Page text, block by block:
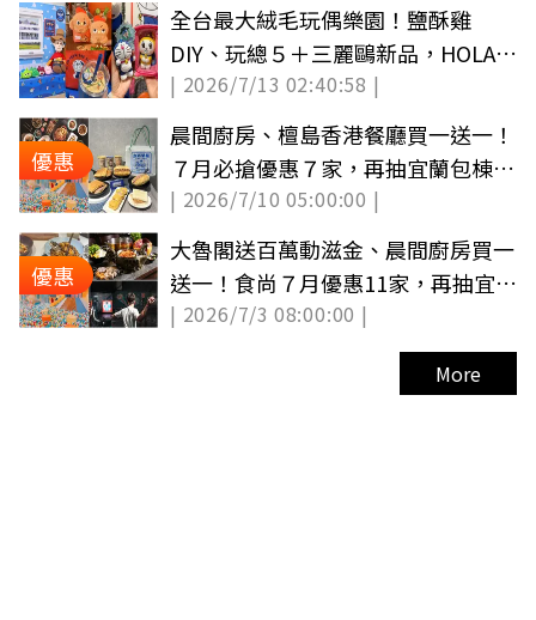
全台最大絨毛玩偶樂園！鹽酥雞
DIY、玩總５＋三麗鷗新品，HOLA哆
啦A夢新品一次看（中獎更新）
| 2026/7/13 02:40:58 |
優惠
晨間廚房、檀島香港餐廳買一送一！
７月必搶優惠７家，再抽宜蘭包棟民
宿（中獎公布）
| 2026/7/10 05:00:00 |
優惠
大魯閣送百萬動滋金、晨間廚房買一
送一！食尚７月優惠11家，再抽宜蘭
民宿（中獎公布）
| 2026/7/3 08:00:00 |
More